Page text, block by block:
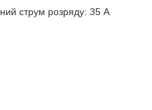
струм розряду: 35 А